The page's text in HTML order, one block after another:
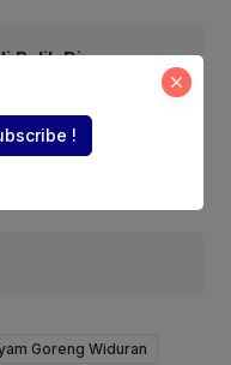
Balik Diamnya
Goreng Widuran
!